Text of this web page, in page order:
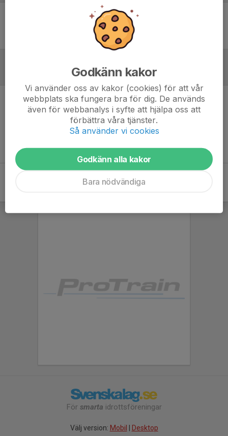
Ingen uppställning ifylld
Inget referat skrivet
För smarta idrottsföreningar
Välj version: Mobil Desktop
Godkänn kakor
Vi använder oss av kakor (cookies) för att vår
webbplats ska fungera bra för dig. De används
även för webbanalys i syfte att hjälpa oss att
förbättra våra tjänster.
Så använder vi cookies
Godkänn alla kakor
Bara nödvändiga